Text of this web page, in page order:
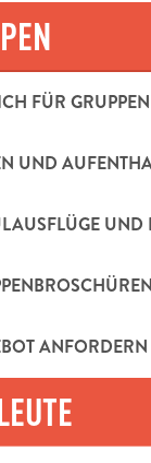
FÜR GRUPPEN
UND
UND
ANFORDERN